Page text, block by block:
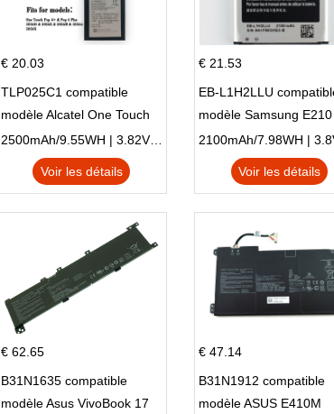
€ 20.03
TLP025C1 compatible
modèle Alcatel One Touch
Pop 4 Plus OT-5056D
2500mAh/9.55WH | 3.82V | Li-ion ...
Voir les détails
€ 21.53
EB-L1H2LLU
modèle Samsung E210
E210K i939
Voir les détails
€ 62.65
B31N1635 compatible
modèle Asus VivoBook 17
€ 47.14
B31N1912 compatible
modèle ASUS E410M